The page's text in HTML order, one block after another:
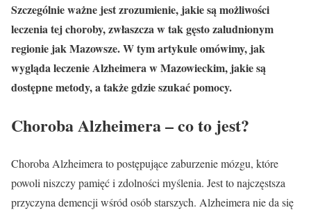
Szczególnie ważne jest zrozumienie, jakie są możliwości
leczenia tej choroby, zwłaszcza w tak gęsto zaludnionym
regionie jak Mazowsze. W tym artykule omówimy, jak
wygląda leczenie Alzheimera w Mazowieckim, jakie są
dostępne metody, a także gdzie szukać pomocy.
Choroba Alzheimera – co to jest?
Choroba Alzheimera to postępujące zaburzenie mózgu, które
powoli niszczy pamięć i zdolności myślenia. Jest to najczęstsza
przyczyna demencji wśród osób starszych. Alzheimera nie da się